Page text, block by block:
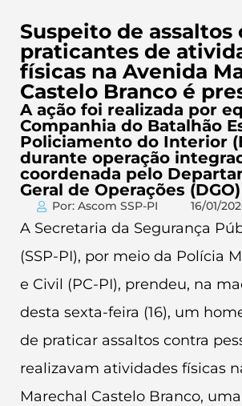
Suspeito de assaltos
praticantes de
físicas na Avenida
Castelo Branco é
A ação foi realizada por
Companhia do Batalhão
Policiamento do Interior
durante operação
coordenada pelo
Geral de Operações (DGO)
Por: Ascom SSP-PI 16/01/
A Secretaria da Segurança
(SSP-PI), por meio da Polícia
e Civil (PC-PI), prendeu, na
desta sexta-feira (16), um
de praticar assaltos contra
realizavam atividades físicas
Marechal Castelo Branco,